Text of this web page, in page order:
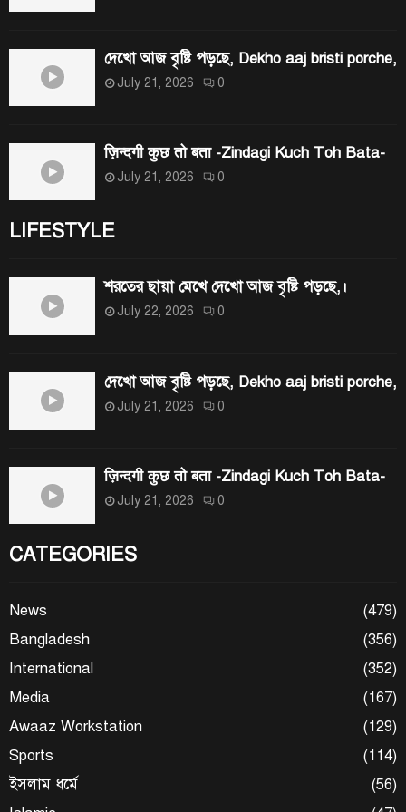
দেখো আজ বৃষ্টি পড়ছে, Dekho aaj bristi porche,
July 21, 2026 0
ज़िन्दगी कुछ तो बता -Zindagi Kuch Toh Bata-
July 21, 2026 0
LIFESTYLE
শরতের ছায়া মেখে দেখো আজ বৃষ্টি পড়ছে,।
July 22, 2026 0
দেখো আজ বৃষ্টি পড়ছে, Dekho aaj bristi porche,
July 21, 2026 0
ज़िन्दगी कुछ तो बता -Zindagi Kuch Toh Bata-
July 21, 2026 0
CATEGORIES
News
(479)
Bangladesh
(356)
International
(352)
Media
(167)
Awaaz Workstation
(129)
Sports
(114)
ইসলাম ধর্মে
(56)